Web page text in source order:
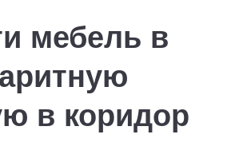
мебель в
в коридор